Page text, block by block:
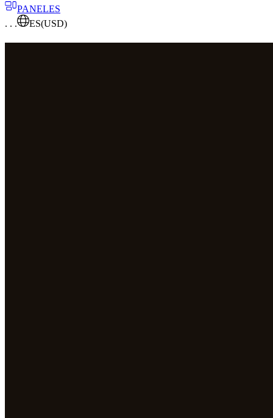
PANELES
. . .
ES(USD)